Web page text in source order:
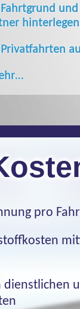
Fahrtgrund und
hinterlegen
Privatfahrten
pro
dienstlichen